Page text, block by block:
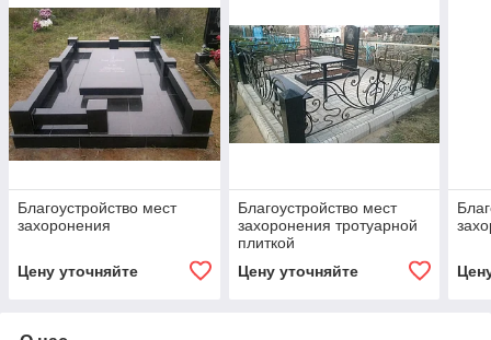
Благоустройство мест
захоронения
Цену уточняйте
Благоустройство мест
захоронения тротуарной
плиткой
Цену уточняйте